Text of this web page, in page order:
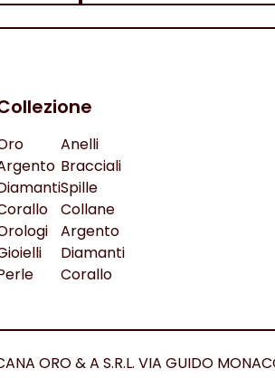
Anelli
Bracciali
Spille
Collane
Argento
Diamanti
Corallo
ORO & A S.R.L. VIA GUIDO